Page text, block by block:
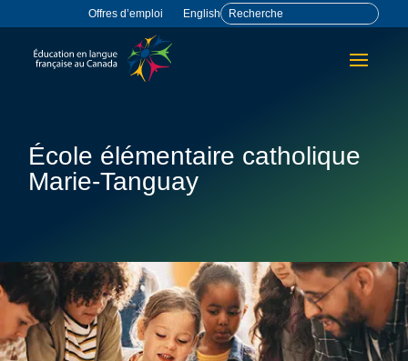
Offres d’emploi English
École élémentaire catholique
Marie-Tanguay